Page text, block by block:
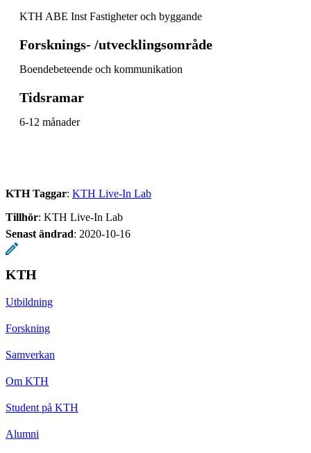
KTH ABE Inst Fastigheter och byggande
Forsknings- /utvecklingsområde
Boendebeteende och kommunikation
Tidsramar
6-12 månader
KTH Taggar: KTH Live-In Lab
Tillhör: KTH Live-In Lab
Senast ändrad: 2020-10-16
KTH
Utbildning
Forskning
Samverkan
Om KTH
Student på KTH
Alumni